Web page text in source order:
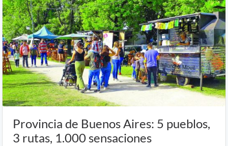
Provincia de Buenos Aires: 5 pueblos,
3 rutas, 1.000 sensaciones